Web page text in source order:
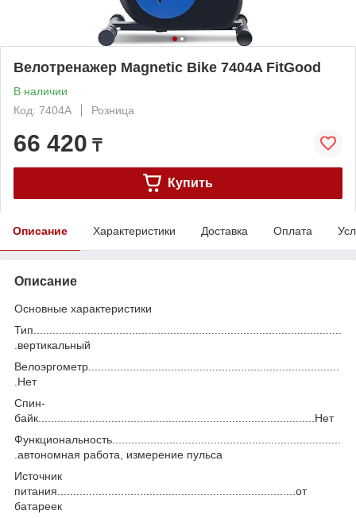
Велотренажер Magnetic Bike 7404A FitGood
В наличии
Код: 7404A
Розница
66 420 ₸
Купить
Описание Характеристики Доставка Оплата
Описание
Основные характеристики
Тип.................................................................................................
.вертикальный
Велоэргометр...............................................................................
.Нет
Спин-
байк.......................................................................................Нет
Функциональность........................................................................
.автономная работа, измерение пульса
Источник
питания...........................................................................от
батареек